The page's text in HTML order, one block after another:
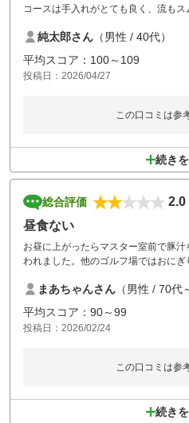
コースは手入れがとても良く、流も
価格は周辺ゴルフ場と比べると少し高
プレー後の温泉も湯質が素晴らしく最
また行きたくなるゴルフ場です。
純太郎さん （男性 / 40代）
平均スコア：100～109
投稿日：2026/04/27
この口コミは参
続き
総合評価
2.0
昼食ない
お昼に上がったらマスター室前で豚
われました。他のゴルフ場ではおに
ーは空腹で行いました。ビジターな
まあちゃんさん （男性 / 70代
平均スコア：90～99
投稿日：2026/02/24
この口コミは参
続き